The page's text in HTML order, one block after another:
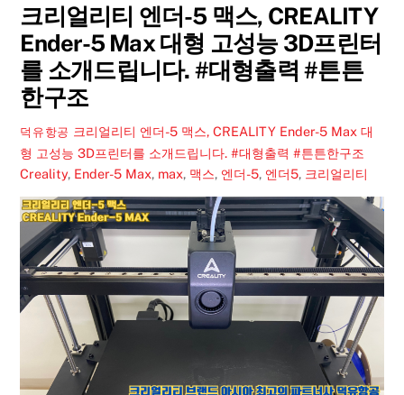
크리얼리티 엔더-5 맥스, CREALITY
Ender-5 Max 대형 고성능 3D프린터
를 소개드립니다. #대형출력 #튼튼
한구조
덕유항공 크리얼리티 엔더-5 맥스, CREALITY Ender-5 Max 대
형 고성능 3D프린터를 소개드립니다. #대형출력 #튼튼한구조
Creality, Ender-5 Max, max, 맥스, 엔더-5, 엔더5, 크리얼리티